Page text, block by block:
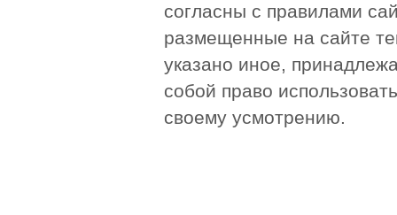
согласны с правилами
размещенные на сайте
указано иное,
собой право
своему усмотрению.